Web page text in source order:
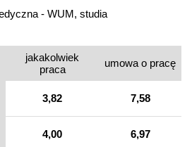
- WUM, studia
jakakolwiek
praca
umowa o pracę
3,82 7,58
4,00 6,97